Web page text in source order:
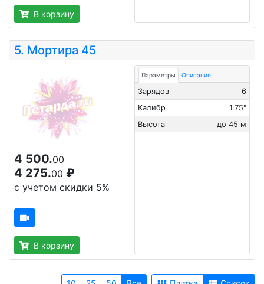
В корзину
5. Мортира 45
4 500.00
4 275.00 ₽
с учетом скидки 5%
В корзину
Параметры Описание
Зарядов
6
Калибр
1.75"
Высота
до 45 м